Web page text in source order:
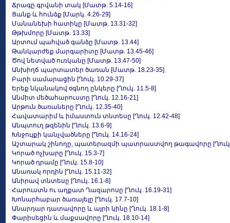
Ճրագը գրվանի տակ [Մատթ. 5.14-16]
Ցանք և հունձք [Մարկ. 4.26-29]
Մանանեխի հատիկը [Մատթ. 13.31-32]
Թթխմորը [Մատթ. 13.33]
Արտում պահված գանձը [Մատթ. 13.44]
Թանկարժեք մարգարիտը [Մատթ. 13.45-46]
Ծով նետված ուռկանը [Մատթ. 13.47-50]
Անխիղճ պարտատեր ծառան [Մատթ. 18.23-35]
Բարի սամարացին [Ղուկ. 10.29-37]
Երեք նկանակով օգնող ընկերը [Ղուկ. 11.5-8]
Անմիտ մեծահարուստը [Ղուկ. 12.16-21]
Արթուն ծառաները [Ղուկ. 12.35-40]
Հավատարիմ և իմաստուն տնտեսը [Ղուկ. 12.42-48]
Անպտուղ թզենին [Ղուկ. 13.6-9]
Խնջույքի կանչվածները [Ղուկ. 14.16-24]
Աշտարակ շինողը, պատերազմի պատրաստվող թագավորը [Ղուկ.
Կորած ոչխարը [Ղուկ. 15.3-7]
Կորած դրամը [Ղուկ. 15.8-10]
Անառակ որդին [Ղուկ. 15.11-32]
Անիրավ տնտեսը [Ղուկ. 16.1-8]
Հարուստն ու աղքատ Ղազարոսը [Ղուկ. 16.19-31]
Խոնարհաբար ծառայելը [Ղուկ. 17.7-10]
Անարդար դատավորը և այրի կինը [Ղուկ. 18.1-8]
Փարիսեցին և մաքսավորը [Ղուկ. 18.10-14]